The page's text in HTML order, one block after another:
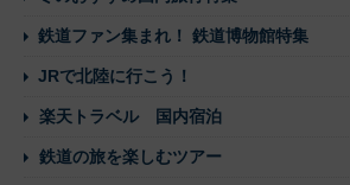
鉄道ファン集まれ！ 鉄道博物館特集
JRで北陸に行こう！
楽天トラベル 国内宿泊
鉄道の旅を楽しむツアー